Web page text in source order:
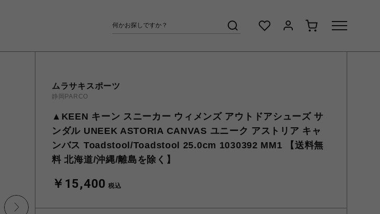
ムラサキスポーツ
静岡PARCO
▲KEEN キーン スニーカー ウィメンズ アウトドアシューズ サ
ンダル UNEEK ASTORIA CANVAS ユニーク アストリア キャ
ンバス Toadstool/Toadstool 25.0cm 1030392 MM1 【送料無
料 北海道/沖縄/離島を除く】
￥15,400 税込